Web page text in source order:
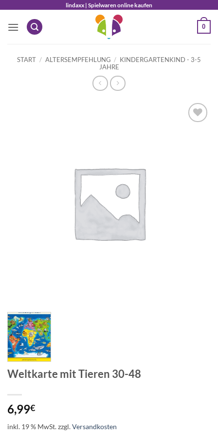
springen
lindaxx | Spielwaren online kaufen
0
START / ALTERSEMPFEHLUNG / KINDERGARTENKIND - 3-5
JAHRE
Weltkarte mit Tieren 30-48
6,99€
inkl. 19 % MwSt.zzgl.Versandkosten